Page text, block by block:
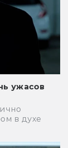
ужасов
в духе